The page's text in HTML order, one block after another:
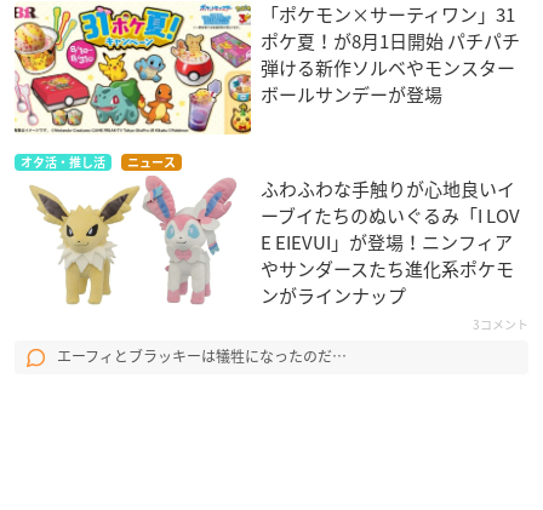
「ポケモン×サーティワン」31
ポケ夏！が8月1日開始 パチパチ
弾ける新作ソルベやモンスター
ボールサンデーが登場
オタ活・推し活 ニュース
ふわふわな手触りが心地良いイ
ーブイたちのぬいぐるみ「I LOV
E EIEVUI」が登場！ニンフィア
やサンダースたち進化系ポケモ
ンがラインナップ
3コメント
エーフィとブラッキーは犠牲になったのだ…